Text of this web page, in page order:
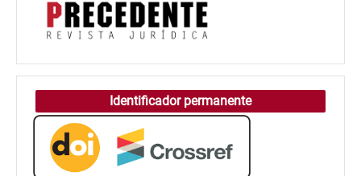
Identificador permanente